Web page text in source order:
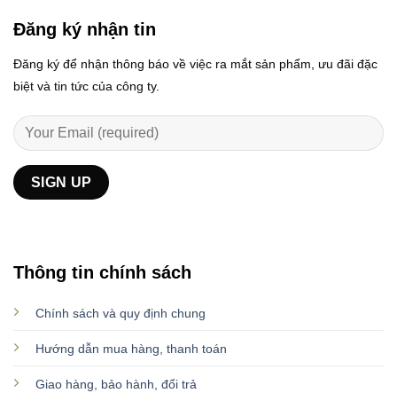
Thông tin chính sách
Chính sách và quy định chung
Hướng dẫn mua hàng, thanh toán
Giao hàng, bảo hành, đổi trả
Đăng ký nhận tin
Đăng ký để nhận thông báo về việc ra mắt sản phẩm, ưu đãi đặc
biệt và tin tức của công ty.